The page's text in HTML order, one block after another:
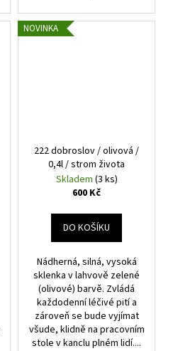
NOVINKA
222 dobroslov / olivová /
0,4l / strom života
Skladem (3 ks)
600 Kč
DO KOŠÍKU
Nádherná, silná, vysoká
sklenka v lahvově zelené
(olivové) barvě. Zvládá
každodenní léčivé pití a
zároveň se bude vyjímat
všude, klidně na pracovním
stole v kanclu plném lidí....